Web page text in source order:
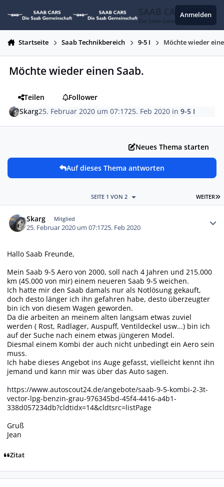
SAAB CARS
Die Saab Gemeinschaft
Anmelden
Startseite Saab Technikbereich 9-5 I Möchte wieder
Möchte wieder einen Saab.
Teilen
Follower
Skarg25. Februar 2020 um 07:1725. Feb 2020 in9-5 I
Neues Thema starten
Auf dieses Thema antworten
WEITER
SEITE 1 VON 2
Skarg Mitglied
25. Februar 2020 um 07:1725. Feb 2020
Hallo Saab Freunde,
Mein Saab 9-5 Aero von 2000, soll nach 4 Jahren und 215.000
km (45.000 von mir) einem neueren Saab 9-5 weichen.
Ich hatte mir den Saab damals nur als Notlösung gekauft,
doch desto länger ich ihn gefahren habe, desto überzeugter
bin ich von diesem Wagen geworden.
Da die arbeiten an meinem alten langsam etwas zuviel
werden ( Rost, Radlager, Auspuff, Ventildeckel usw...) bin ich
auf der Suche nach einem etwas jüngeren Model.
Diesmal einem Kombi der auch nicht unbedingt ein Aero sein
muss.
Ich habe dieses Angebot ins Auge gefasst, vielleicht kennt ihn
jemand und kann mir was über das Auto sagen.
https://www.autoscout24.de/angebote/saab-9-5-kombi-2-3t-
vector-lpg-benzin-grau-976345bd-45f4-4416-a4b1-
338d057234db?cldtidx=14&cldtsrc=listPage
Gruß
Jean
Zitat